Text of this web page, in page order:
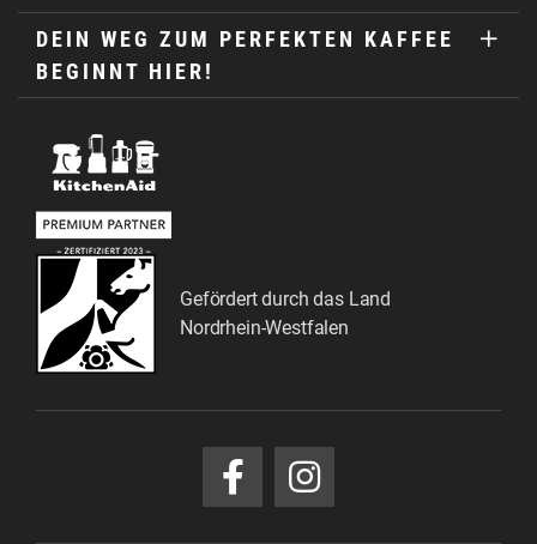
DEIN WEG ZUM PERFEKTEN KAFFEE
BEGINNT HIER!
Gefördert durch das Land
Nordrhein-Westfalen